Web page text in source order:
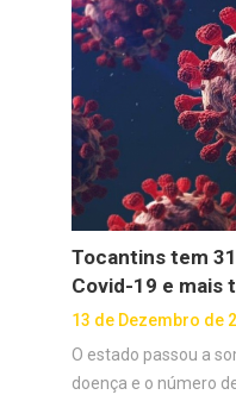
Tocantins tem
Covid-19 e mais
13 de Dezembro de
O estado passou a
doença e o número